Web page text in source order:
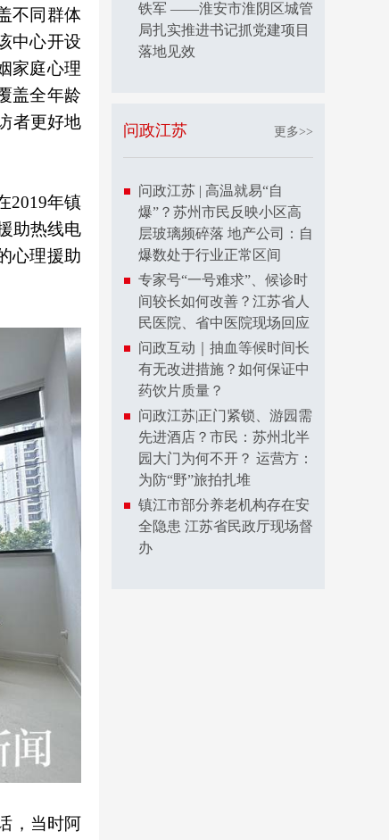
不同群体
中心开设
家庭心理
盖全年龄
者更好地
2019年镇
助热线电
心理援助
，当时阿
铁军 ——淮安市淮阴区城管
局扎实推进书记抓党建项目
落地见效
问政江苏 更多>>
问政江苏 | 高温就易“自
爆”？苏州市民反映小区高
层玻璃频碎落 地产公司：自
爆数处于行业正常区间
专家号“一号难求”、候诊时
间较长如何改善？江苏省人
民医院、省中医院现场回应
问政互动｜抽血等候时间长
有无改进措施？如何保证中
药饮片质量？
问政江苏|正门紧锁、游园需
先进酒店？市民：苏州北半
园大门为何不开？ 运营方：
为防“野”旅拍扎堆
镇江市部分养老机构存在安
全隐患 江苏省民政厅现场督
办